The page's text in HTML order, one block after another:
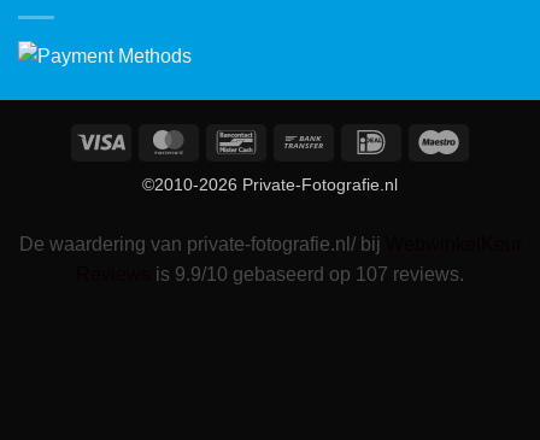
Visa MasterCardBancontactBank
IDeal
©2010-2026 Private-Fotografie.nl
De waardering van private-fotografie.nl/ bij
is 9.9/10 gebaseerd op 107 reviews.